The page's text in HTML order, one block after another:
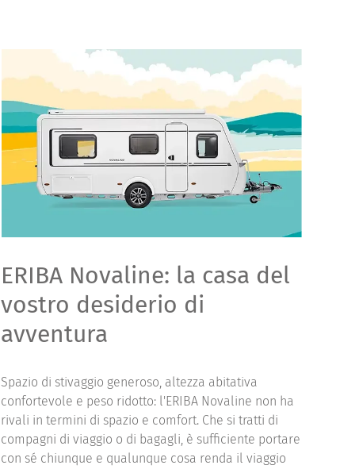
ERIBA Novaline: la casa del
vostro desiderio di
avventura
Spazio di stivaggio generoso, altezza abitativa
confortevole e peso ridotto: l'ERIBA Novaline non ha
rivali in termini di spazio e comfort. Che si tratti di
compagni di viaggio o di bagagli, è sufficiente portare
con sé chiunque e qualunque cosa renda il viaggio